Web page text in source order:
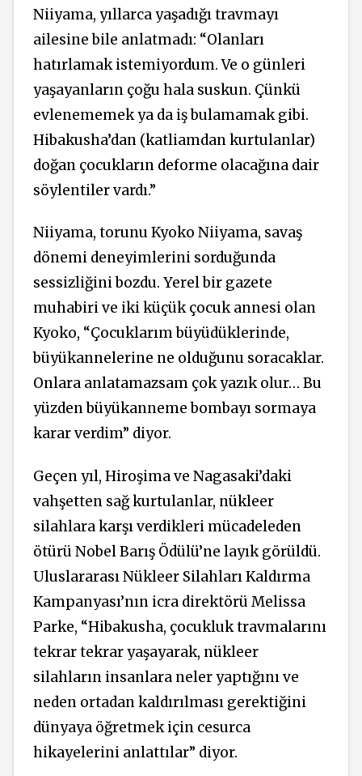
Niiyama, yıllarca yaşadığı travmayı
ailesine bile anlatmadı: “Olanları
hatırlamak istemiyordum. Ve o günleri
yaşayanların çoğu hala suskun. Çünkü
evlenememek ya da iş bulamamak gibi.
Hibakusha’dan (katliamdan kurtulanlar)
doğan çocukların deforme olacağına dair
söylentiler vardı.”
Niiyama, torunu Kyoko Niiyama, savaş
dönemi deneyimlerini sorduğunda
sessizliğini bozdu. Yerel bir gazete
muhabiri ve iki küçük çocuk annesi olan
Kyoko, “Çocuklarım büyüdüklerinde,
büyükannelerine ne olduğunu soracaklar.
Onlara anlatamazsam çok yazık olur… Bu
yüzden büyükanneme bombayı sormaya
karar verdim” diyor.
Geçen yıl, Hiroşima ve Nagasaki’daki
vahşetten sağ kurtulanlar, nükleer
silahlara karşı verdikleri mücadeleden
ötürü Nobel Barış Ödülü’ne layık görüldü.
Uluslararası Nükleer Silahları Kaldırma
Kampanyası’nın icra direktörü Melissa
Parke, “Hibakusha, çocukluk travmalarını
tekrar tekrar yaşayarak, nükleer
silahların insanlara neler yaptığını ve
neden ortadan kaldırılması gerektiğini
dünyaya öğretmek için cesurca
hikayelerini anlattılar” diyor.